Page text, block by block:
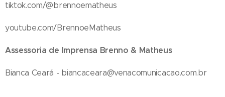
tiktok.com/@brennoematheus
youtube.com/BrennoeMatheus
Assessoria de Imprensa Brenno & Matheus
Bianca Ceará - biancaceara@venacomunicacao.com.br